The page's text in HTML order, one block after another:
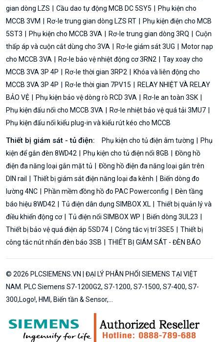
gian dòng LZS
Cầu dao tự động MCB DC 5SY5
Phụ kiện cho
MCCB 3VM
Rơ-le trung gian dòng LZS RT
Phụ kiện điện cho MCB
5ST3
Phụ kiện cho MCCB 3VA Rơ-le trung gian dòng 3RQ
Cuộn
thấp áp và cuộn cắt dùng cho 3VA
Rơ-le giám sát 3UG
Motor nạp
cho MCCB 3VA
Rơ-le bảo vệ nhiệt động cơ 3RN2
Tay xoay cho
MCCB 3VA 3P 4P
Rơ-le thời gian 3RP2
Khóa và liên động cho
MCCB 3VA 3P 4P
Rơ-le thời gian 7PV15
RELAY NHIỆT VÀ RELAY
BẢO VỆ
Phụ kiện bảo vệ dòng rò RCD 3VA
Rơ-le an toàn 3SK
Phụ kiện đấu nối cho MCCB 3VA
Rơ-le nhiệt bảo vệ quá tải 3MU7
Phụ kiện đấu nối kiểu plug-in và kiểu rút kéo cho MCCB
Thiết bị giám sát - tủ điện: Phụ kiện cho tủ điện âm tường
Phụ
kiện để gắn đèn 8WD42
Phụ kiện cho tủ điện nổi 8GB
Đồng hồ
điện đa năng loại gắn mặt tủ
Đồng hồ điện đa năng loại gắn trên
DIN rail
Thiết bị giám sát điện năng loại đa kênh
Biến dòng đo
lường 4NC
Phần mềm đồng hồ đo PAC Powerconfig
Đèn tầng
báo hiệu 8WD42
Tủ điện dân dụng SIMBOX XL
Thiết bị quản lý và
điều khiển động cơ
Tủ điện nổi SIMBOX WP
Biến dòng 3UL23
Thiết bị bảo vệ quá điện áp 5SD74
Công tắc vị trí 3SE5
Thiết bị
công tắc nút nhấn đèn báo 3SB
THIẾT BỊ GIÁM SÁT - ĐÈN BÁO
© 2026 PLCSIEMENS.VN | ĐẠI LÝ PHÂN PHỐI SIEMENS TẠI VIỆT
NAM. PLC Siemens S7-1200G2, S7-1200, S7-1500, S7-400, S7-
300,Logo!, HMI, Biến tần & Sensor,...